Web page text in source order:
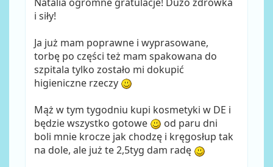
i siły!
Ja już mam poprawne i wyprasowane,
torbę po części też mam spakowana do
szpitala tylko zostało mi dokupić
higieniczne rzeczy
Mąż w tym tygodniu kupi kosmetyki w DE i
będzie wszystko gotowe
od paru dni
boli mnie krocze jak chodzę i kręgosłup tak
na dole, ale już te 2,5tyg dam radę